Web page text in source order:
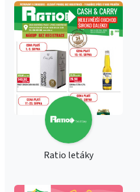
Ratio letáky